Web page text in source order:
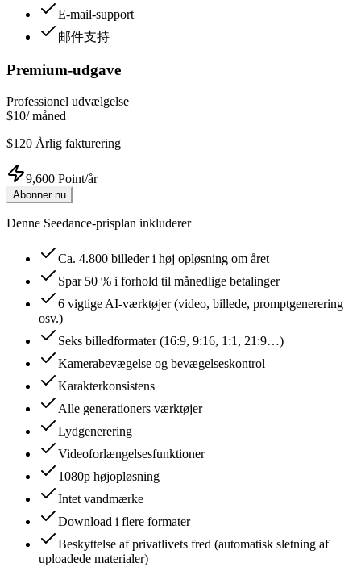
E-mail-support
邮件支持
Premium-udgave
Professionel udvælgelse
$10/måned
$120 Årlig fakturering
9,600 Point/år
Abonner nu
Denne Seedance-prisplan inkluderer
Ca. 4.800 billeder i høj opløsning om året
Spar 50 % i forhold til månedlige betalinger
6 vigtige AI-værktøjer (video, billede, promptgenerering
osv.)
Seks billedformater (16:9, 9:16, 1:1, 21:9…)
Kamerabevægelse og bevægelseskontrol
Karakterkonsistens
Alle generationers værktøjer
Lydgenerering
Videoforlængelsesfunktioner
1080p højopløsning
Intet vandmærke
Download i flere formater
Beskyttelse af privatlivets fred (automatisk sletning af
uploadede materialer)